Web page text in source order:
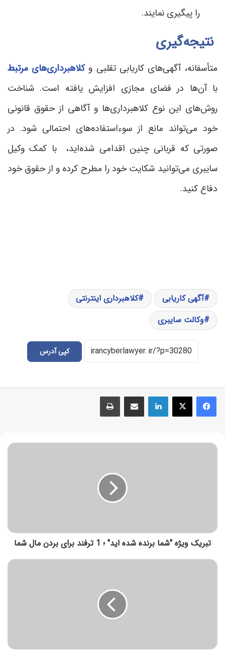
را پیگیری نمایند.
نتیجه‌گیری
متأسفانه، آگهی‌های کاریابی تقلبی وکلاهبرداری‌های مرتبط
با آن‌ها در فضای مجازی افزایش یافته است. شناخت
روش‌های این نوع کلاهبرداری‌ها و آگاهی از حقوق قانونی
خود می‌تواند مانع از سوءاستفاده‌های احتمالی شود. در
صورتی که قربانی چنین اقدامی شده‌اید، با کمک وکیل
سایبری می‌توانید شکایت خود را مطرح کرده و از حقوق خود
دفاع کنید.
آگهی کاریابی
کلاهبرداری اینترنتی
وکالت سایبری
کپی آدرس
تبریک ویژه "شما برنده شده اید" ؛ 1 ترفند برای بردن مال شما